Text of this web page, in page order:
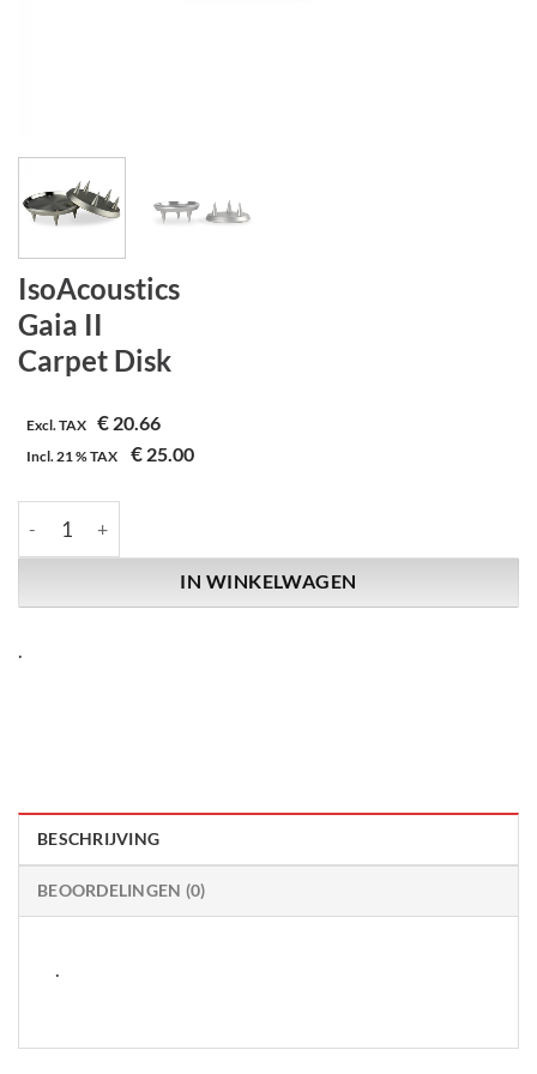
IsoAcoustics
Gaia II
Carpet Disk
Excl. TAX € 20.66
Incl. 21 %TAX € 25.00
IN WINKELWAGEN
.
BESCHRIJVING
BEOORDELINGEN (0)
.